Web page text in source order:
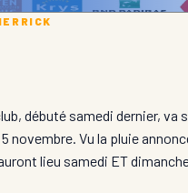
débuté samedi dernier, va
novembre. Vu la pluie
lieu samedi ET